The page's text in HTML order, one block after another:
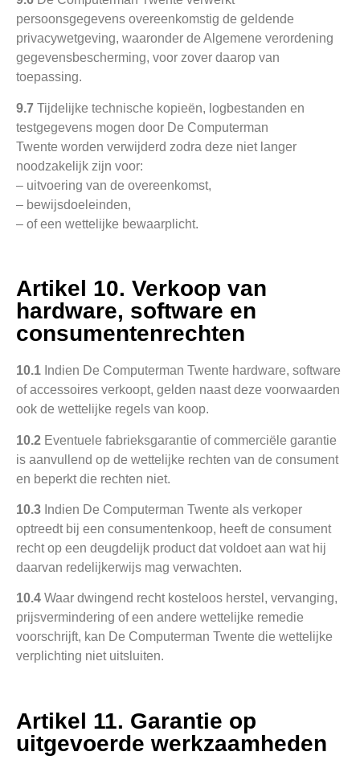
persoonsgegevens overeenkomstig de geldende
privacywetgeving, waaronder de Algemene verordening
gegevensbescherming, voor zover daarop van
toepassing.
9.7 Tijdelijke technische kopieën, logbestanden en
testgegevens mogen door De Computerman
Twente worden verwijderd zodra deze niet langer
noodzakelijk zijn voor:
– uitvoering van de overeenkomst,
– bewijsdoeleinden,
– of een wettelijke bewaarplicht.
Artikel 10. Verkoop van
hardware, software en
consumentenrechten
10.1 Indien De Computerman Twente hardware, software
of accessoires verkoopt, gelden naast deze voorwaarden
ook de wettelijke regels van koop.
10.2 Eventuele fabrieksgarantie of commerciële garantie
is aanvullend op de wettelijke rechten van de consument
en beperkt die rechten niet.
10.3 Indien De Computerman Twente als verkoper
optreedt bij een consumentenkoop, heeft de consument
recht op een deugdelijk product dat voldoet aan wat hij
daarvan redelijkerwijs mag verwachten.
10.4 Waar dwingend recht kosteloos herstel, vervanging,
prijsvermindering of een andere wettelijke remedie
voorschrijft, kan De Computerman Twente die wettelijke
verplichting niet uitsluiten.
Artikel 11. Garantie op
uitgevoerde werkzaamheden